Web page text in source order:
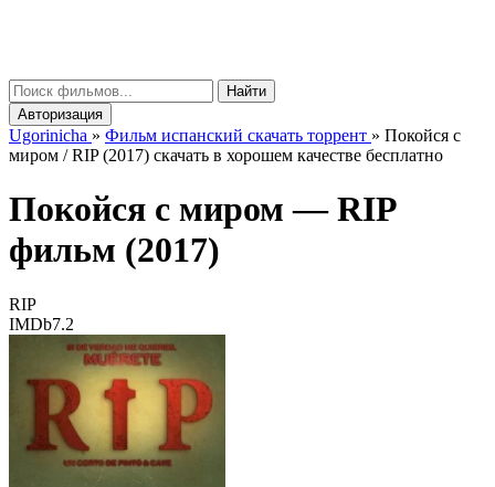
Найти
Авторизация
Ugorinicha » Фильм испанский скачать торрент » Покойся с
миром / RIP (2017) скачать в хорошем качестве бесплатно
Покойся с миром —RIP
фильм (2017)
RIP
IMDb7.2